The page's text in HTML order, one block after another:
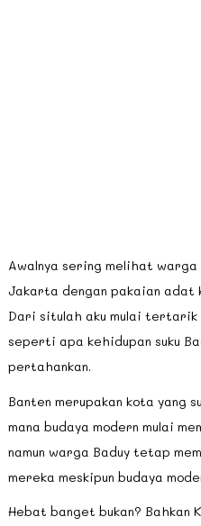
Awalnya sering melihat
Jakarta dengan pakaian adat
Dari situlah aku mulai tertarik
seperti apa kehidupan suku
pertahankan.
Banten merupakan kota yang
mana budaya modern mulai
namun warga Baduy tetap
mereka meskipun budaya
Hebat banget bukan? Bahkan